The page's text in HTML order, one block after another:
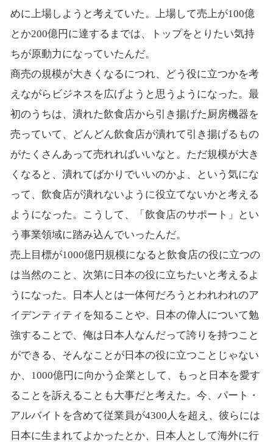
めに上場しようと考えていた。上場して売上が100億
とか200億円に達するまでは、トップをとりたい気持
ちが原動力になっていたんだ。
商売の規模が大きくなるにつれ、どう役に立つかを考
えながらビジネスを広げようと思うようになった。最
初のうちは、潰れた飲食店から引き揚げた厨房機器を
売っていて、どんどん飲食店が潰れて引き揚げるもの
がたくさんあって売れればいいなと。ただ規模が大き
くなると、潰れてばかりでいいのかよ、という気にな
って、飲食店が潰れないように役立てないかと考える
ようになった。こうして、「飲食店のサポート」とい
う事業領域に踏み込んでいったんだ。
売上目標が1000億円規模になると飲食店の役に立つの
は当然のこと、次第に日本の役に立ちたいと考えるよ
うになった。日本人とは一体何だろうとわれわれのア
イデンティティを知ることや、日本の偉人について勉
強することで、俺は日本人なんだって誇りを持つこと
ができる、そんなことが日本の役に立つことじゃない
か、1000億円に向かう企業として、もっと日本を愛す
ることを訴えることも大事だと考えた。今、パート・
アルバイトを含めて従業員が4300人を超え、彼らには
日本に生まれてよかったとか、日本人として海外に行